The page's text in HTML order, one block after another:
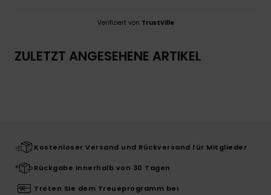
Verifiziert von TrustVille
ZULETZT ANGESEHENE ARTIKEL
Kostenloser Versand und Rückversand für Mitglieder
Rückgabe innerhalb von 30 Tagen
Treten Sie dem Treueprogramm bei